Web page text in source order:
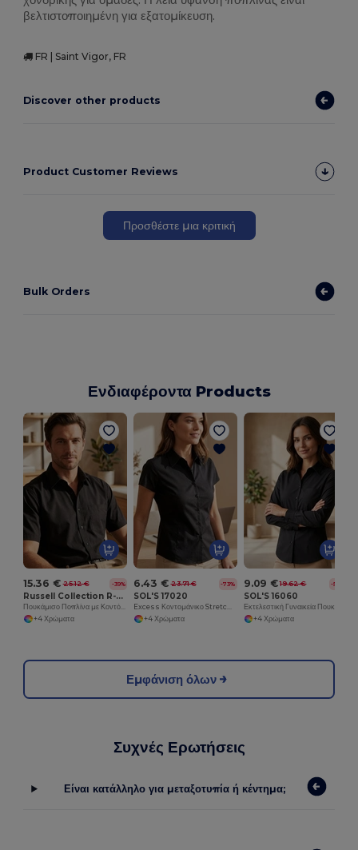
βελτιστοποιημένη για εξατομίκευση.
FR | Saint Vigor, FR
Discover other products
Product Customer Reviews
Προσθέστε μια κριτική
Bulk Orders
Ενδιαφέροντα Products
15.36 € 25.12 € -39%
Russell Collection R-935M-0
Πουκάμισο Ποπλίνα με Κοντό Μανίκι
+4 Χρώματα
6.43 € 23.71 € -73%
SOL'S 17020
Excess Κοντομάνικο Stretch Γυναικείο Πουκάμισο
+4 Χρώματα
9.09 € 19.62 € -54%
SOL'S 16060
+4 Χρώματα
Εμφάνιση όλων
Συχνές Ερωτήσεις
Είναι κατάλληλο για μεταξοτυπία ή κέντημα;